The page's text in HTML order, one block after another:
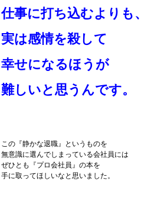
仕事に打ち込むよりも、
実は感情を殺して
幸せになるほうが
難しいと思うんです。
この『静かな退職』というものを
無意識に選んでしまっている会社員には
ぜひとも『プロ会社員』の本を
手に取ってほしいなと思いました。